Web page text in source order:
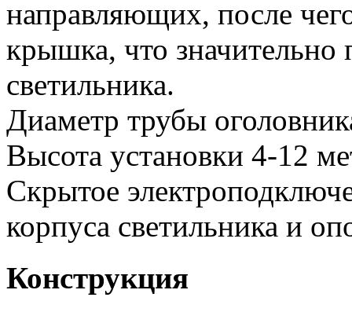
направляющих, после
крышка, что значительно
светильника.
Диаметр трубы
Высота установки 4-12
Скрытое
корпуса светильника и
Конструкция